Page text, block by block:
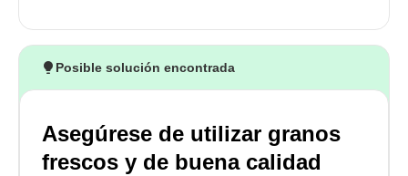
Posible solución encontrada
Asegúrese de utilizar granos
frescos y de buena calidad